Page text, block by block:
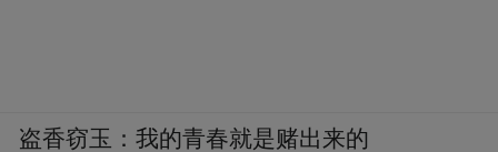
盗香窃玉：我的青春就是赌出来的